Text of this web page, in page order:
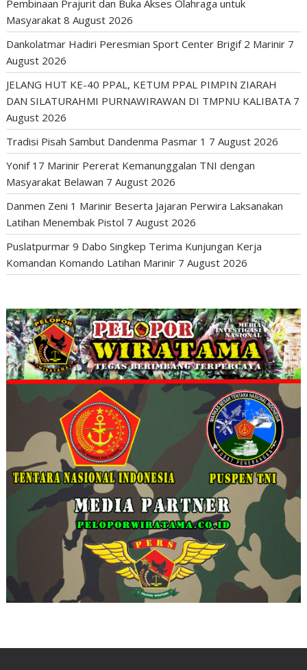
Pembinaan Prajurit dan Buka Akses Olahraga untuk
Masyarakat 8 August 2026
Dankolatmar Hadiri Peresmian Sport Center Brigif 2 Marinir 7
August 2026
JELANG HUT KE-40 PPAL, KETUM PPAL PIMPIN ZIARAH
DAN SILATURAHMI PURNAWIRAWAN DI TMPNU KALIBATA 7
August 2026
Tradisi Pisah Sambut Dandenma Pasmar 1 7 August 2026
Yonif 17 Marinir Pererat Kemanunggalan TNI dengan
Masyarakat Belawan 7 August 2026
Danmen Zeni 1 Marinir Beserta Jajaran Perwira Laksanakan
Latihan Menembak Pistol 7 August 2026
Puslatpurmar 9 Dabo Singkep Terima Kunjungan Kerja
Komandan Komando Latihan Marinir 7 August 2026